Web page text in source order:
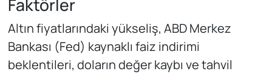
Faktörler
Altın fiyatlarındaki yükseliş, ABD Merkez
Bankası (Fed) kaynaklı faiz indirimi
beklentileri, doların değer kaybı ve tahvil